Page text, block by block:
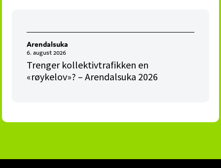
Arendalsuka
6. august 2026
Trenger kollektivtrafikken en
«røykelov»? – Arendalsuka 2026